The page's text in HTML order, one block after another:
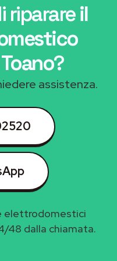
riparareil
?
assistenza.
elettrodomestici
48 dalla chiamata.